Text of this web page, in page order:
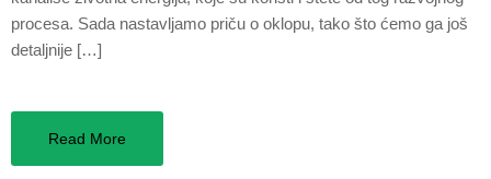
procesa. Sada nastavljamo priču o oklopu, tako što ćemo ga još
detaljnije […]
Read More